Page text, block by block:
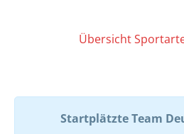
Übersicht
Startplätzte Team